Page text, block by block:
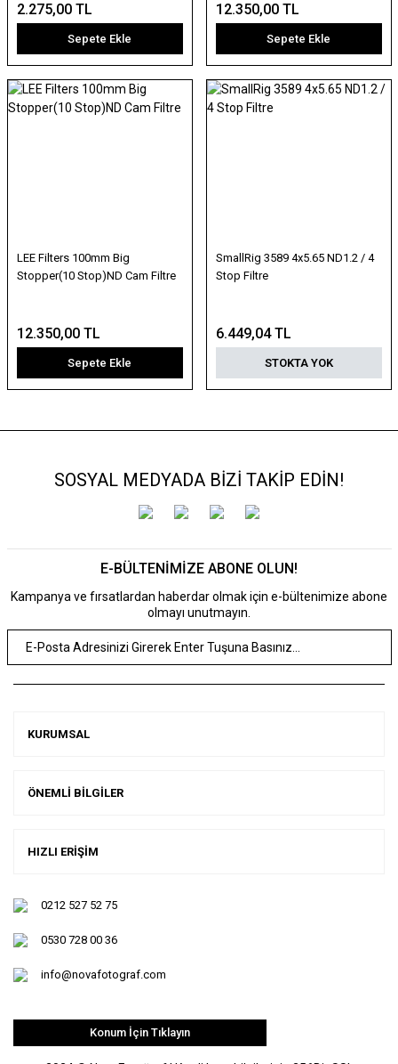
2.275,00 TL
Sepete Ekle
12.350,00 TL
Sepete Ekle
LEE Filters 100mm Big
Stopper(10 Stop)ND Cam Filtre
12.350,00 TL
Sepete Ekle
SmallRig 3589 4x5.65 ND1.2 / 4
Stop Filtre
6.449,04 TL
STOKTA YOK
SOSYAL MEDYADA BİZİ TAKİP EDİN!
E-BÜLTENİMİZE ABONE OLUN!
Kampanya ve fırsatlardan haberdar olmak için e-bültenimize abone
olmayı unutmayın.
KURUMSAL
ÖNEMLİ BİLGİLER
HIZLI ERİŞİM
0212 527 52 75
0530 728 00 36
info@novafotograf.com
Konum İçin Tıklayın